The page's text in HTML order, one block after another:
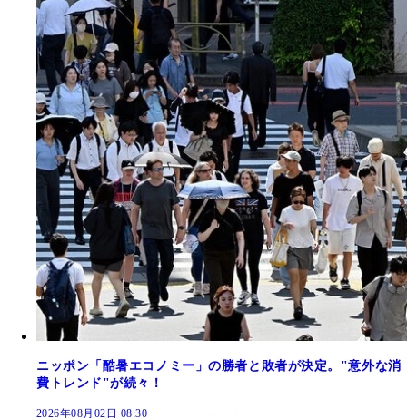
ニッポン「酷暑エコノミー」の勝者と敗者が決定。"意外な消
費トレンド"が続々！
2026年08月02日 08:30